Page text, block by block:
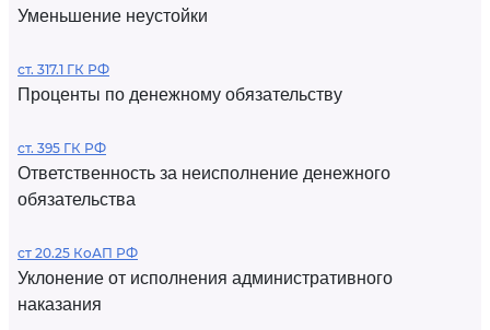
Уменьшение неустойки
ст. 317.1 ГК РФ
Проценты по денежному обязательству
ст. 395 ГК РФ
Ответственность за неисполнение денежного
обязательства
ст 20.25 КоАП РФ
Уклонение от исполнения административного
наказания